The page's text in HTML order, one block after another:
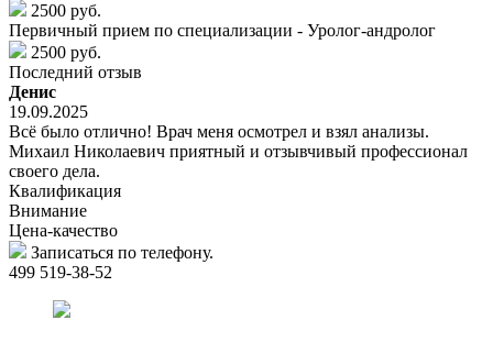
2500 руб.
Первичный прием по специализации - Уролог-андролог
2500 руб.
Последний отзыв
Денис
19.09.2025
Всё было отлично! Врач меня осмотрел и взял анализы.
Михаил Николаевич приятный и отзывчивый профессионал
своего дела.
Квалификация
Внимание
Цена-качество
Записаться по телефону.
499 519-38-52